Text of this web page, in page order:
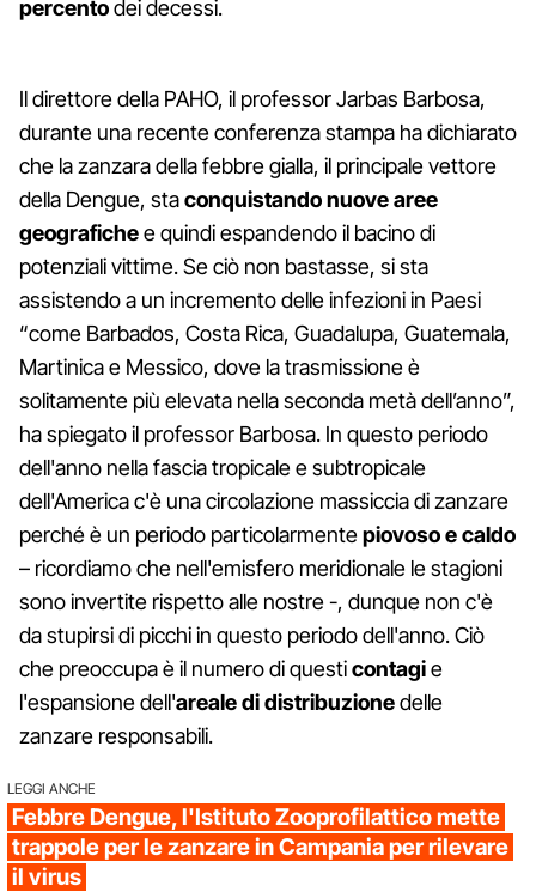
percentodei decessi.
Il direttore della PAHO, il professor Jarbas Barbosa,
durante una recente conferenza stampa ha dichiarato
che la zanzara della febbre gialla, il principale vettore
della Dengue, staconquistando nuove aree
geografichee quindi espandendo il bacino di
potenziali vittime. Se ciò non bastasse, si sta
assistendo a un incremento delle infezioni in Paesi
“come Barbados, Costa Rica, Guadalupa, Guatemala,
Martinica e Messico, dove la trasmissione è
solitamente più elevata nella seconda metà dell’anno”,
ha spiegato il professor Barbosa. In questo periodo
dell'anno nella fascia tropicale e subtropicale
dell'America c'è una circolazione massiccia di zanzare
perché è un periodo particolarmentepiovoso e caldo
– ricordiamo che nell'emisfero meridionale le stagioni
sono invertite rispetto alle nostre -, dunque non c'è
da stupirsi di picchi in questo periodo dell'anno. Ciò
che preoccupa è il numero di questicontagie
l'espansione dell'areale di distribuzionedelle
zanzare responsabili.
LEGGI ANCHE
Febbre Dengue, l'Istituto Zooprofilattico mette
trappole per le zanzare in Campania per rilevare
il virus